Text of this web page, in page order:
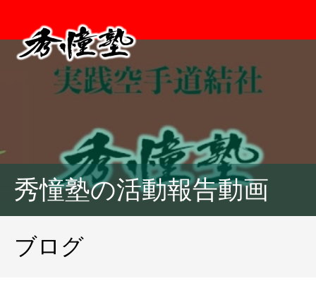
秀憧塾の活動報告動画
ブログ